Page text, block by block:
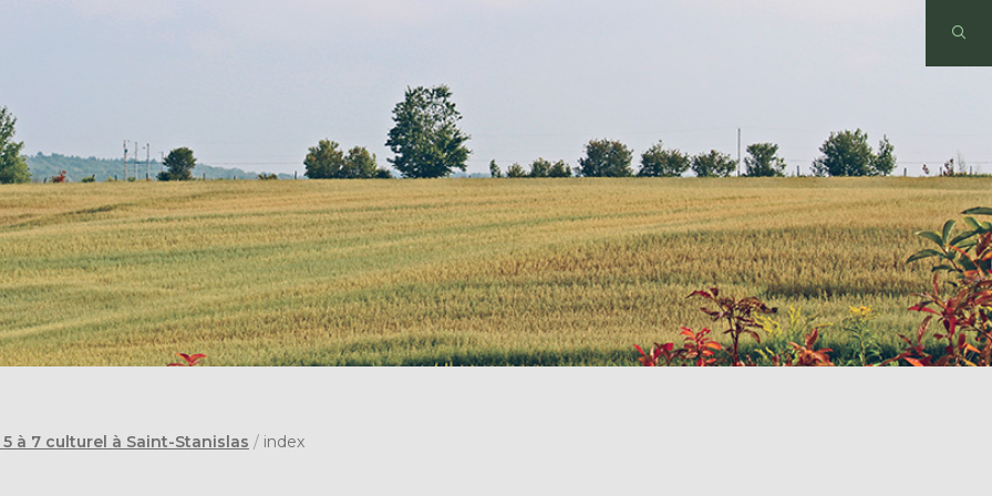
à 7 culturel à Saint-Stanislas / index